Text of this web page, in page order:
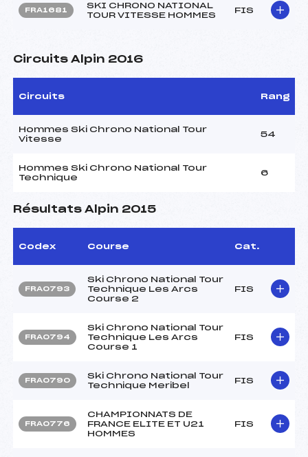
FRA1681
SKI CHRONO NATIONAL
TOUR VITESSE HOMMES
FIS
Circuits Alpin 2016
Circuits Rang
Hommes Ski Chrono National Tour
Vitesse
54
Hommes Ski Chrono National Tour
Technique
6
Résultats Alpin 2015
Codex Course Cat.
FRA0793
Ski Chrono National Tour
Technique Les Arcs
Course 2
FIS
FRA0794
Ski Chrono National Tour
Technique Les Arcs
Course 1
FIS
FRA0790
Ski Chrono National Tour
Technique Meribel
FIS
FRA0776
CHAMPIONNATS DE
FRANCE ELITE ET U21
HOMMES
FIS